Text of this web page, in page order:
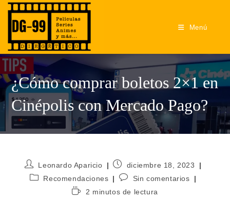
contenido
Menú
¿Cómo comprar boletos 2×1 en
Cinépolis con Mercado Pago?
Autor
de
la
Leonardo Aparicio
Publicación
de
la
entrada:
diciembre 18, 2023
Categoría
Recomendaciones
Comentarios
la
Sin comentarios
Tiempo2 minutos de lectura